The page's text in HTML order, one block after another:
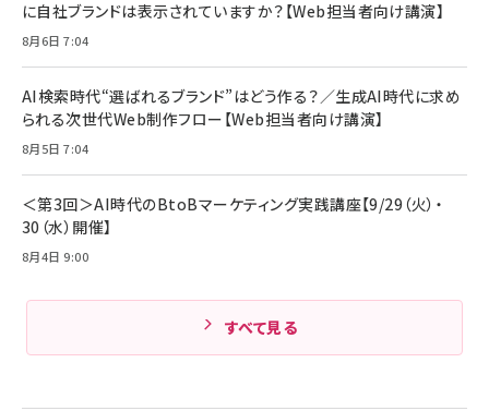
￥1,980
Amazonランキングをもっと見る
ケーブル Anker絡まないケーブル 240W 結束バン
ド付き USB PD対応 シリコン素材採用 iPhone
17 / 16 / 15 / Galaxy iPad Pro MacBook
Pro/Air 各種対応 (1.8m ミッドナイトブラック)
￥1,890
サッポロ 生ビール 黒ラベル 350ml 缶 24本 ビー
ル ケース買い【6/30応募〆切! 黒ラベルビヤセラー
￥4,857
に自社ブランドは表示されていますか？【Web担当者向け講演】
8月6日 7:04
AI検索時代“選ばれるブランド”はどう作る？／生成AI時代に求め
られる次世代Web制作フロー【Web担当者向け講演】
8月5日 7:04
＜第3回＞AI時代のBtoBマーケティング実践講座【9/29（火）・
30（水）開催】
8月4日 9:00
すべて見る